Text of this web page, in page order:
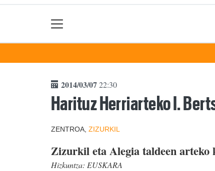
2014/03/0722:30
Harituz Herriarteko I.
ZENTROA, ZIZURKIL
Zizurkil eta Alegia taldeen arteko
Hizkuntza: EUSKARA